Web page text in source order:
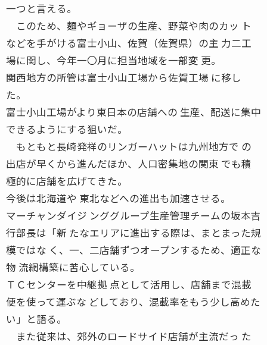
一つと言える。
このため、麺やギョーザの生産、野菜や肉のカッ ト
などを手がける富士小山、佐賀（佐賀県）の主 力二工
場に関し、今年一〇月に担当地域を一部変 更。
関西地方の所管は富士小山工場から佐賀工場 に移し
た。
富士小山工場がより東日本の店舗への 生産、配送に集中
できるようにする狙いだ。
もともと長崎発祥のリンガーハットは九州地方で の
出店が早くから進んだほか、人口密集地の関東 でも積
極的に店舗を広げてきた。
今後は北海道や 東北などへの進出も加速させる。
マーチャンダイジ ンググループ生産管理チームの坂本吉
行部長は「新 たなエリアに進出する際は、まとまった規
模ではな く、一、二店舗ずつオープンするため、適正な
物 流網構築に苦心している。
ＴＣセンターを中継拠 点として活用し、店舗まで混載
便を使って運ぶな どしており、混載率をもう少し高めた
い」と語る。
また従来は、郊外のロードサイド店舗が主流だっ た